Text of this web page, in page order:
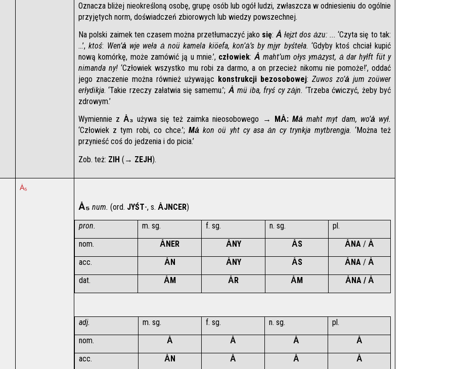
Oznacza bliżej nieokreśloną osobę, grupę osób lub ogół ludzi, zwłaszcza w odniesieniu do ogólnie
przyjętych norm, doświadczeń zbiorowych lub wiedzy powszechnej.
Na polski zaimek ten czasem można przetłumaczyć jako się: Ȧ łejzt dos ȧzu: ... ‘Czyta się to tak:
...’, ktoś: Wen’ȧ wje weła ȧ noü kamela kiöefa, kon’ȧ’s by mjyr byśteła. ‘Gdyby ktoś chciał kupić
nową komórkę, może zamówić ją u mnie.’, człowiek: Ȧ maht’um ołys ymȧzyst, ȧ dar hyłft füt y
nimanda ny! ‘Człowiek wszystko mu robi za darmo, a on przecież nikomu nie pomoże!’, oddać
jego znaczenie można również używając konstrukcji bezosobowej: Zuwos zo’ȧ jum zoüwer
erłydikja. ‘Takie rzeczy załatwia się samemu.’; Ȧ mü iba, fryś cy zȧjn. ‘Trzeba ćwiczyć, żeby być
zdrowym.’
Wymiennie z Ȧ₃ używa się też zaimka nieosobowego → MȦ: Mȧ maht myt dam, wo’ȧ wył.
‘Człowiek z tym robi, co chce.’; Mȧ kon oü yht cy asa ȧn cy trynkja mytbrengja. ‘Można też
przynieść coś do jedzenia i do picia.’
Zob. też: ZIH (→ ZEJH).
Ȧ₅
Ȧ₅ num. (ord. JYŚT-, s. ȦJNCER)
pron.
m. sg. f. sg. n. sg.
pl.
nom.
ȦNER ȦNY ȦS ȦNA / Ȧ
acc.
ȦN ȦNY ȦS ȦNA / Ȧ
dat.
ȦM ȦR ȦM ȦNA / Ȧ
adj. m. sg. f. sg. n. sg.
pl.
nom.
Ȧ Ȧ Ȧ
Ȧ
acc.
ȦN Ȧ Ȧ
Ȧ